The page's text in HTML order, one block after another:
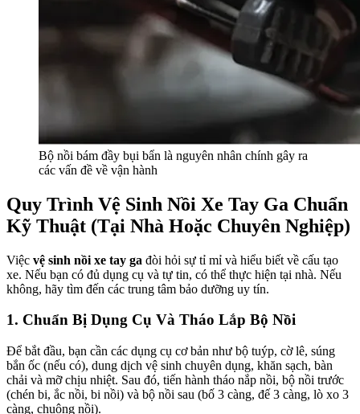
Bộ nồi bám đầy bụi bẩn là nguyên nhân chính gây ra
các vấn đề về vận hành
Quy Trình Vệ Sinh Nồi Xe Tay Ga Chuẩn
Kỹ Thuật (Tại Nhà Hoặc Chuyên Nghiệp)
Việc vệ sinh nồi xe tay ga đòi hỏi sự tỉ mỉ và hiểu biết về cấu tạo
xe. Nếu bạn có đủ dụng cụ và tự tin, có thể thực hiện tại nhà. Nếu
không, hãy tìm đến các trung tâm bảo dưỡng uy tín.
1. Chuẩn Bị Dụng Cụ Và Tháo Lắp Bộ Nồi
Để bắt đầu, bạn cần các dụng cụ cơ bản như bộ tuýp, cờ lê, súng
bắn ốc (nếu có), dung dịch vệ sinh chuyên dụng, khăn sạch, bàn
chải và mỡ chịu nhiệt. Sau đó, tiến hành tháo nắp nồi, bộ nồi trước
(chén bi, ắc nồi, bi nồi) và bộ nồi sau (bố 3 càng, đế 3 càng, lò xo 3
càng, chuông nồi).